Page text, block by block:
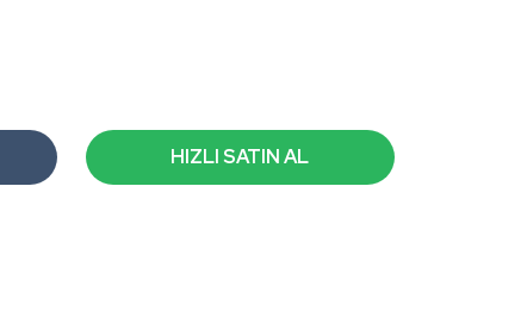
HIZLI SATIN AL